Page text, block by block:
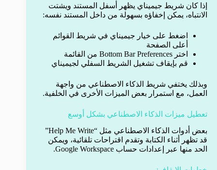
إذا كان شريط جيميناي يظهر أسفل المستند ويشتت
الانتباه، يمكن إخفاؤه بسهولة من داخل المستند نفسه:
اضغط على خيار جيميناي في شريط القوائم
أعلى الصفحة
اختر Bottom Bar Preferences من القائمة
قم بإيقاف تشغيل الشريط السفلي لجيميناي
وبذلك يختفي شريط الذكاء الاصطناعي من واجهة
العمل، مع استمرار بعض الميزات الأخرى في الخلفية.
تعطيل ميزات الذكاء الاصطناعي بشكل أوسع
بعض أدوات الذكاء الاصطناعي مثل “Help Me Write”
قد تظهر أثناء الكتابة وتقدم اقتراحات تلقائية، ويمكن
الحد منها عبر إعدادات حساب Google Workspace.